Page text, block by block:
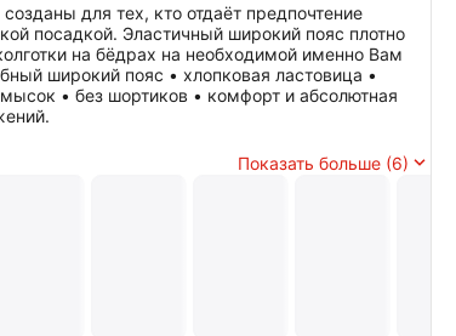
созданы для тех, кто отдаёт предпочтение
посадкой. Эластичный широкий пояс плотно
на бёдрах на необходимой именно Вам
широкий пояс • хлопковая ластовица •
• без шортиков • комфорт и абсолютная
Показать больше (6)